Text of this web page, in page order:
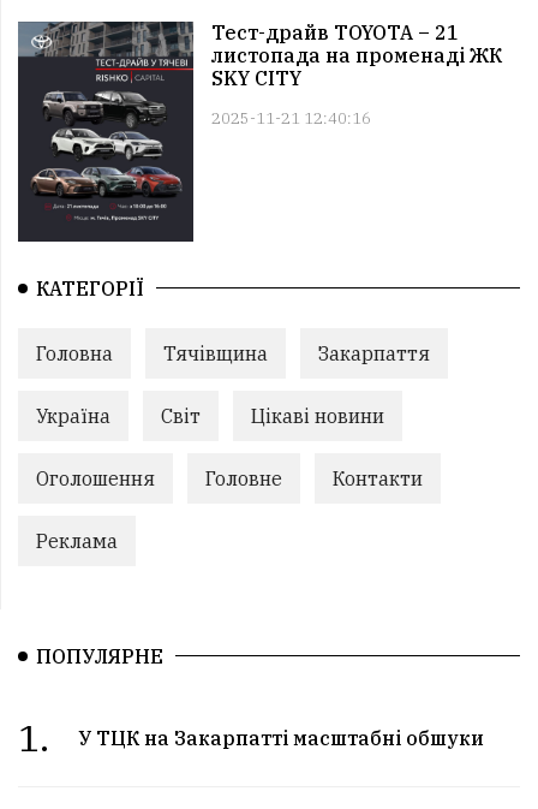
Тест-драйв TOYOTA – 21
листопада на променаді ЖК
SKY CITY
2025-11-21 12:40:16
КАТЕГОРІЇ
Головна Тячівщина Закарпаття
Україна Світ Цікаві новини
Оголошення Головне Контакти
Реклама
ПОПУЛЯРНЕ
1. У ТЦК на Закарпатті масштабні обшуки